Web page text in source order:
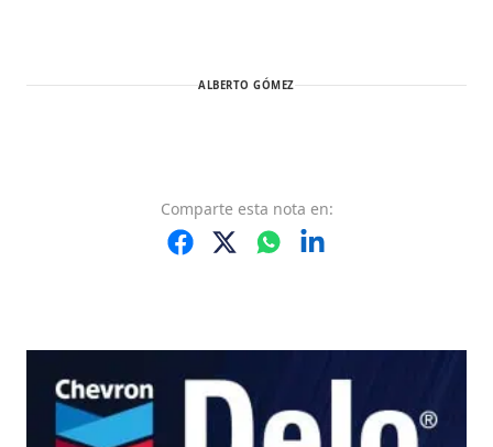
ALBERTO GÓMEZ
Comparte esta nota en: